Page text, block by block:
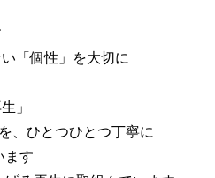
「個性」を大切に
」
、ひとつひとつ丁寧に
ます